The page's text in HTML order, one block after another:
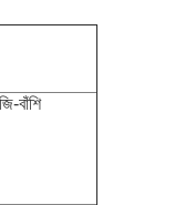
বাঁশি